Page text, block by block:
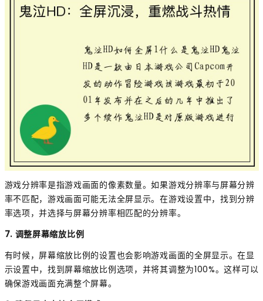
游戏分辨率是指游戏画面的像素数量。如果游戏分辨率与屏幕分辨
率不匹配，游戏画面可能无法全屏显示。在游戏设置中，找到分辨
率选项，并选择与屏幕分辨率相匹配的分辨率。
7. 调整屏幕缩放比例
有时候，屏幕缩放比例的设置也会影响游戏画面的全屏显示。在显
示设置中，找到屏幕缩放比例选项，并将其调整为100%。这样可以
确保游戏画面充满整个屏幕。